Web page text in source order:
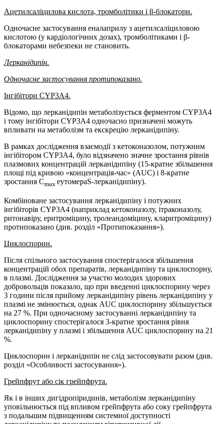
Ацетилсаліцилова кислота, тромболітики і β-блокатори.
Одночасне застосування еналаприлу з ацетилсаліциловою
кислотою (у кардіологічних дозах), тромболітиками і β-
блокаторами небезпеки не становить.
Лерканідипін.
Одночасне застосування протипоказано.
Інгібітори CYP3A4.
Відомо, що лерканідипін метаболізується ферментом CYP3A4
і тому інгібітори CYP3A4 одночасно призначені можуть
впливати на метаболізм та екскрецію лерканідипіну.
В рамках дослідження взаємодії з кетоконазолом, потужним
інгібітором CYP3A4, було відзначено значне зростання рівнів
плазмових концентрацій лерканідипіну (15-кратне збільшення
площі під кривою «концентрація-час» (AUC) і 8-кратне
зростання Cmax еутомераS-лерканідипіну).
Комбіноване застосування лерканідипіну і потужних
інгібіторів CYP3A4 (наприклад кетоконазолу, ітраконазолу,
ритонавіру, еритроміцину, тролеандоміцину, кларитроміцину)
протипоказано (див. розділ «Протипоказання»).
Циклоспорин.
Після спільного застосування спостерігалося збільшення
концентрацій обох препаратів, лерканідипіну та циклоспорну,
в плазмі. Дослідження за участю молодих здорових
добровольців показало, що при введенні циклоспорину через
3 години після прийому лерканідипіну рівень лерканідипіну у
плазмі не змінюється, однак AUC циклоспорину збільшується
на 27 %. При одночасному застосуванні лерканідипіну та
циклоспорину спостерігалося 3-кратне зростання рівня
лерканідипіну у плазмі і збільшення AUC циклоспорину на 21
%.
Циклоспорин і лерканідипін не слід застосовувати разом (див.
розділ «Особливості застосування»).
Грейпфрут або сік грейпфрута.
Як і в інших дигідропіридинів, метаболізм лерканідипіну
уповільнюється під впливом грейпфрута або соку грейпфрута
з подальшим підвищенням системної доступності